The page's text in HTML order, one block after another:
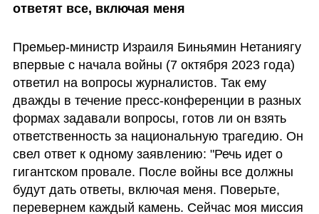
ответят все, включая меня
Премьер-министр Израиля Биньямин Нетаниягу
впервые с начала войны (7 октября 2023 года)
ответил на вопросы журналистов. Так ему
дважды в течение пресс-конференции в разных
формах задавали вопросы, готов ли он взять
ответственность за национальную трагедию. Он
свел ответ к одному заявлению: "Речь идет о
гигантском провале. После войны все должны
будут дать ответы, включая меня. Поверьте,
перевернем каждый камень. Сейчас моя миссия